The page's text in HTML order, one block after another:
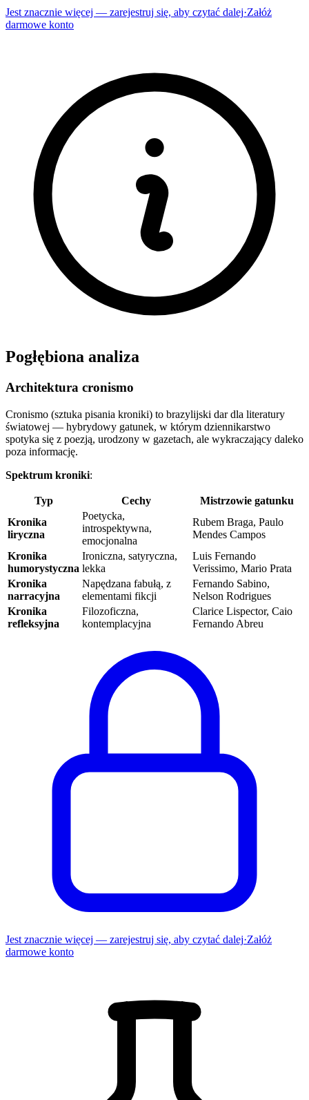
Jest znacznie więcej — zarejestruj się, aby czytać dalej·Załóż
darmowe konto
Pogłębiona analiza
Architektura cronismo
Cronismo (sztuka pisania kroniki) to brazylijski dar dla literatury
światowej — hybrydowy gatunek, w którym dziennikarstwo
spotyka się z poezją, urodzony w gazetach, ale wykraczający daleko
poza informację.
Spektrum kroniki:
Typ Cechy
Mistrzowie gatunku
Kronika
liryczna
Poetycka,
introspektywna,
emocjonalna
Rubem Braga, Paulo
Mendes Campos
Kronika
humorystyczna
Ironiczna, satyryczna,
lekka
Luis Fernando
Verissimo, Mario Prata
Kronika
narracyjna
Napędzana fabułą, z
elementami fikcji
Fernando Sabino,
Nelson Rodrigues
Kronika
refleksyjna
Filozoficzna,
kontemplacyjna
Clarice Lispector, Caio
Fernando Abreu
Jest znacznie więcej — zarejestruj się, aby czytać dalej·Załóż
darmowe konto